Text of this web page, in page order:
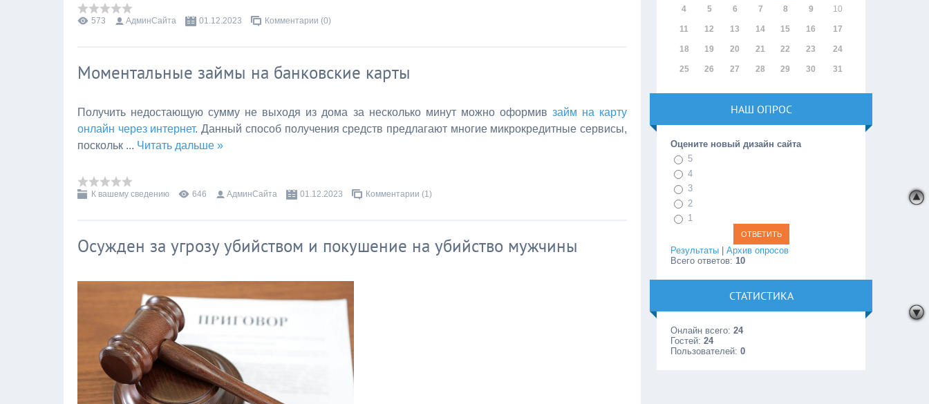
573 АдминСайта 01.12.2023 Комментарии (0)
Моментальные займы на банковские карты
Получить недостающую сумму не выходя из дома за несколько минут можно оформив займ на карту
онлайн через интернет. Данный способ получения средств предлагают многие микрокредитные сервисы,
поскольк ... Читать дальше »
К вашему сведению 646 АдминСайта 01.12.2023 Комментарии (1)
Осужден за угрозу убийством и покушение на убийство мужчины
4 5 6 7 8 9 10
11 12 13 14 15 16 17
18 19 20 21 22 23 24
25 26 27 28 29 30 31
НАШ ОПРОС
Оцените новый дизайн сайта
5
4
3
2
1
Результаты |Архив опросов
Всего ответов: 10
СТАТИСТИКА
Онлайн всего:24
Гостей:24
Пользователей:0